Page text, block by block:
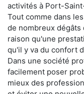
activités à Port-
Tout comme dans
de nombreux
raison qu'une
qu'il y va du confort
Dans une société
facilement poser
mieux des